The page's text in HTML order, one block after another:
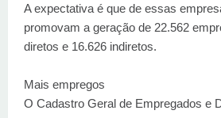
A expectativa é que de essas
promovam a geração de 22.562
diretos e 16.626 indiretos.
Mais empregos
O Cadastro Geral de Empregados e